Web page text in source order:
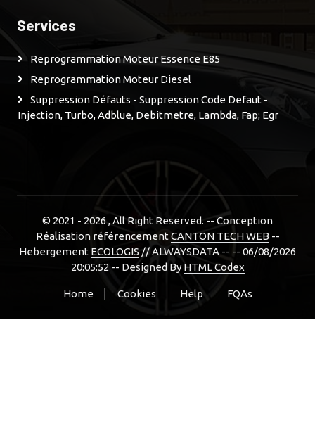
Services
Reprogrammation Moteur Essence E85
Reprogrammation Moteur Diesel
Suppression Défauts - Suppression Code Defaut -
Injection, Turbo, Adblue, Debitmetre, Lambda, Fap; Egr
© 2021 - 2026, All Right Reserved. -- Conception
Réalisation référencementCANTON TECH WEB --
Hebergement ECOLOGIS // ALWAYSDATA -- -- 06/08/2026
20:05:52 -- Designed By HTML Codex
Home Cookies Help FQAs